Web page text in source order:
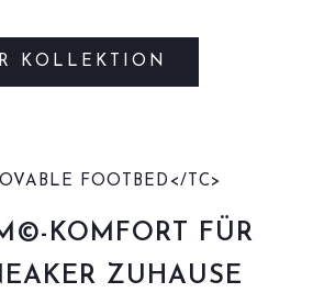
KOLLEKTION
FOOTBED</TC>
KOMFORT FÜR
ZUHAUSE